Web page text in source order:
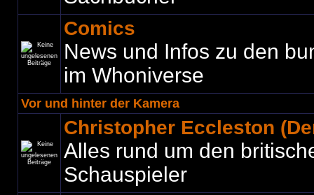
Comics
News und Infos zu den
im Whoniverse
Vor und hinter der Kamera
Christopher Eccleston
Alles rund um den
Schauspieler